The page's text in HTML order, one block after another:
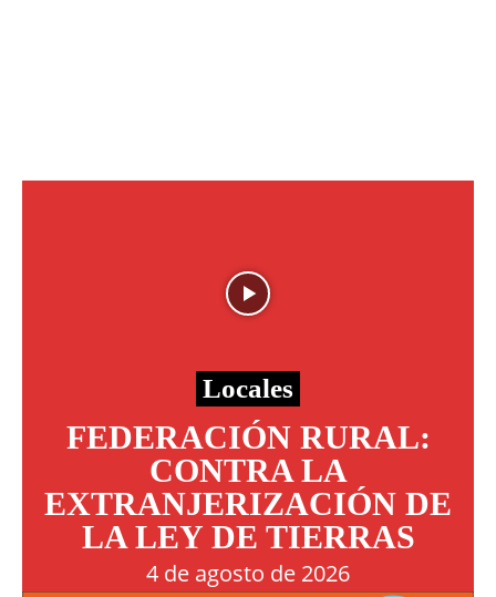
Locales
FEDERACIÓN RURAL:
CONTRA LA
EXTRANJERIZACIÓN DE
LA LEY DE TIERRAS
4 de agosto de 2026